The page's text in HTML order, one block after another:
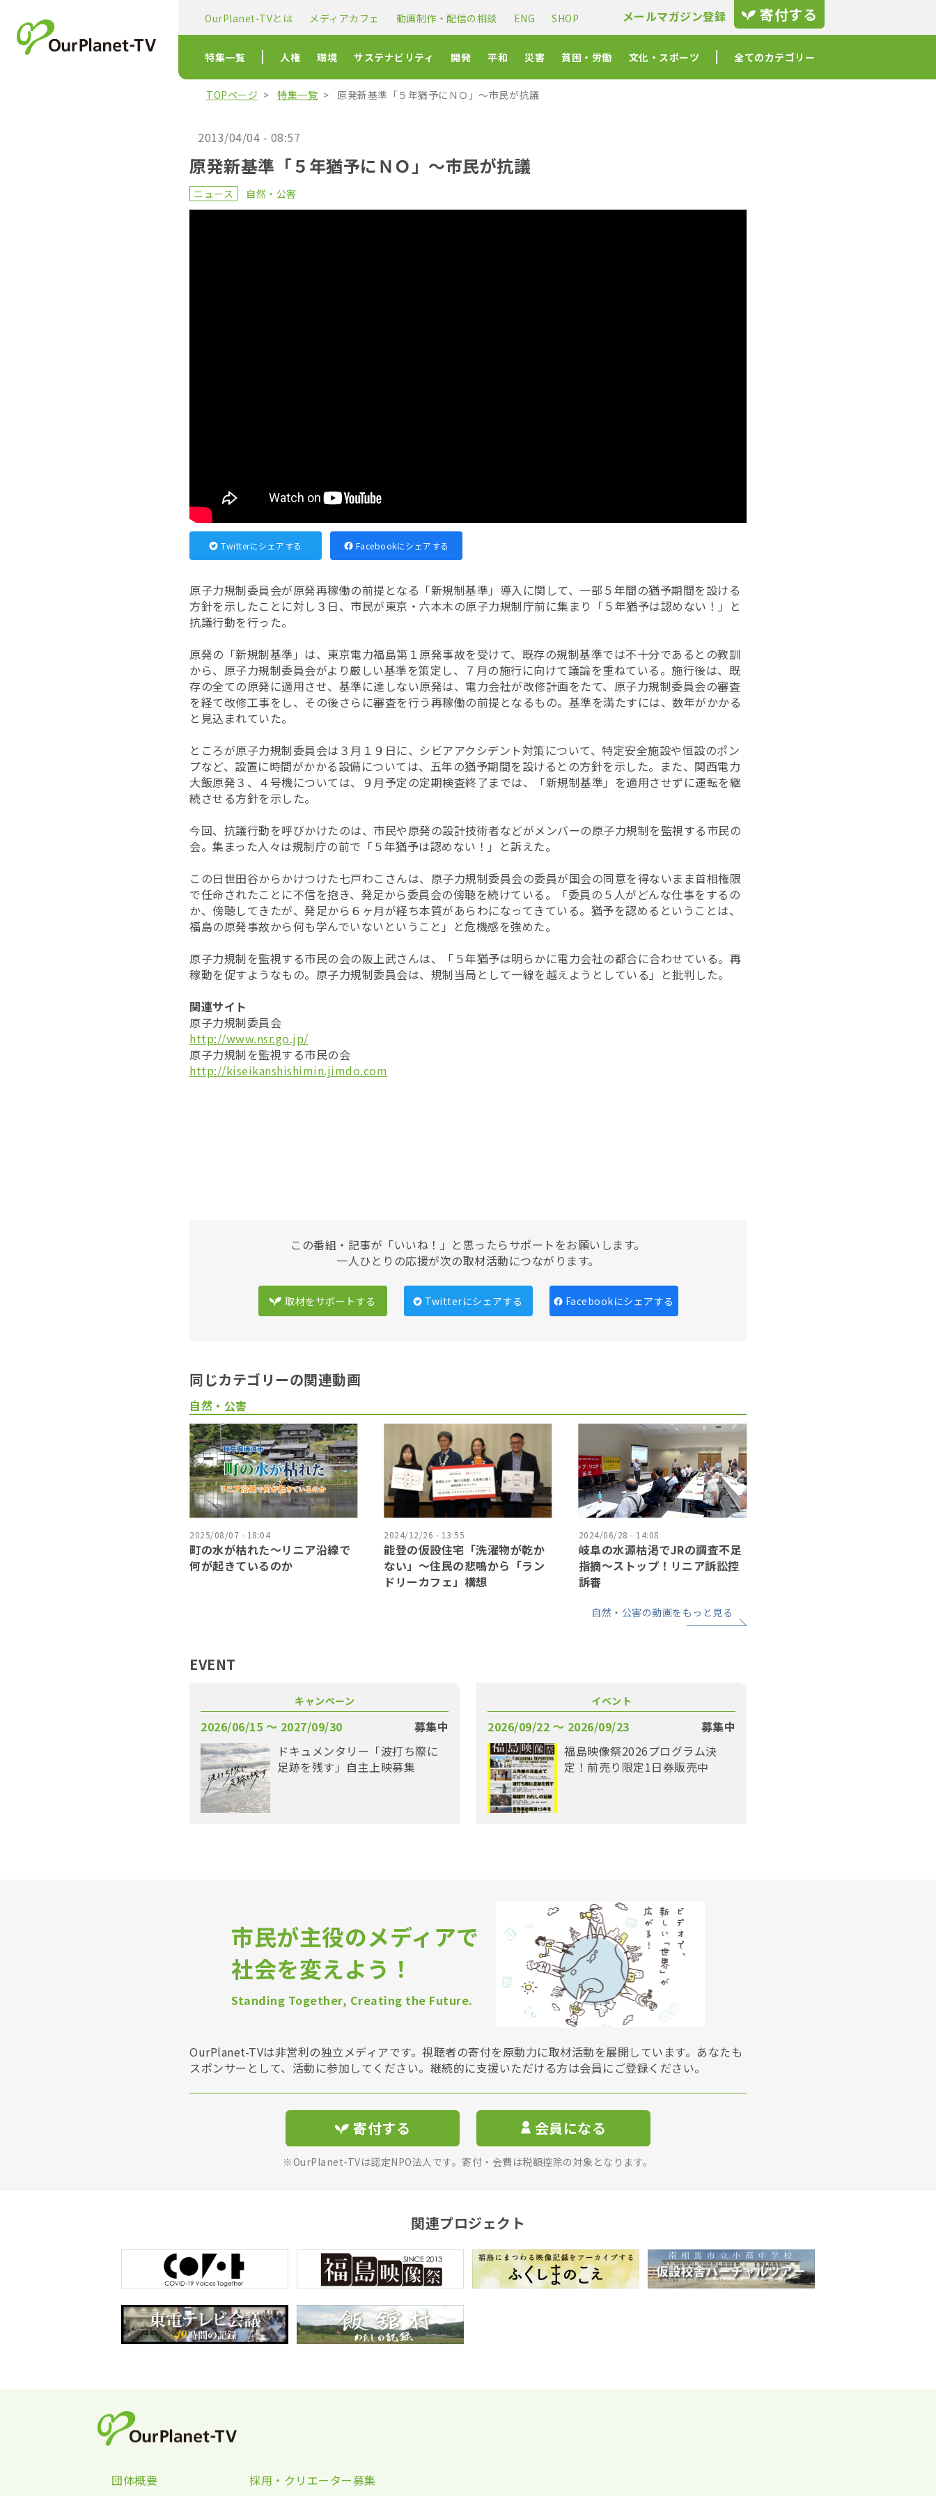
OurPlanet-TVとは メディアカフェ 動画制作・配信の相談 ENG SHOP メールマガジン登録 寄付する
特集一覧 人権 環境 サステナビリティ 開発 平和 災害 貧困・労働 文化・スポーツ 全てのカテゴリー
TOPページ 特集一覧 原発新基準「５年猶予にＮＯ」～市民が抗議
2013/04/04 - 08:57
原発新基準「５年猶予にＮＯ」～市民が抗議
ニュース 自然・公害
Twitterにシェアする Facebookにシェアする
原子力規制委員会が原発再稼働の前提となる「新規制基準」導入に関して、一部５年間の猶予期間を設ける
方針を示したことに対し３日、市民が東京・六本木の原子力規制庁前に集まり「５年猶予は認めない！」と
抗議行動を行った。
原発の「新規制基準」は、東京電力福島第１原発事故を受けて、既存の規制基準では不十分であるとの教訓
から、原子力規制委員会がより厳しい基準を策定し、７月の施行に向けて議論を重ねている。施行後は、既
存の全ての原発に適用させ、基準に達しない原発は、電力会社が改修計画をたて、原子力規制委員会の審査
を経て改修工事をし、その後さらに審査を行う再稼働の前提となるもの。基準を満たすには、数年がかかる
と見込まれていた。
ところが原子力規制委員会は３月１９日に、シビアアクシデント対策について、特定安全施設や恒設のポン
プなど、設置に時間がかかる設備については、五年の猶予期間を設けるとの方針を示した。また、関西電力
大飯原発３、４号機については、９月予定の定期検査終了までは、「新規制基準」を適用させずに運転を継
続させる方針を示した。
今回、抗議行動を呼びかけたのは、市民や原発の設計技術者などがメンバーの原子力規制を監視する市民の
会。集まった人々は規制庁の前で「５年猶予は認めない！」と訴えた。
この日世田谷からかけつけた七戸わこさんは、原子力規制委員会の委員が国会の同意を得ないまま首相権限
で任命されたことに不信を抱き、発足から委員会の傍聴を続けている。「委員の５人がどんな仕事をするの
か、傍聴してきたが、発足から６ヶ月が経ち本質があらわになってきている。猶予を認めるということは、
福島の原発事故から何も学んでいないということ」と危機感を強めた。
原子力規制を監視する市民の会の阪上武さんは、「５年猶予は明らかに電力会社の都合に合わせている。再
稼動を促すようなもの。原子力規制委員会は、規制当局として一線を越えようとしている」と批判した。
関連サイト
原子力規制委員会
http://www.nsr.go.jp/
原子力規制を監視する市民の会
http://kiseikanshishimin.jimdo.com
この番組・記事が「いいね！」と思ったらサポートをお願いします。
一人ひとりの応援が次の取材活動につながります。
取材をサポートする Twitterにシェアする Facebookにシェアする
同じカテゴリーの関連動画
自然・公害
2025/08/07 - 18:04
町の水が枯れた～リニア沿線で
何が起きているのか
2024/12/26 - 13:55
能登の仮設住宅「洗濯物が乾か
ない」〜住民の悲鳴から「ラン
ドリーカフェ」構想
2024/06/28 - 14:08
岐阜の水源枯渇でJRの調査不足
指摘〜ストップ！リニア訴訟控
訴審
自然・公害の動画をもっと見る
EVENT
キャンペーン
2026/06/15 〜 2027/09/30
募集中
ドキュメンタリー「波打ち際に
足跡を残す」自主上映募集
イベント
2026/09/22 〜 2026/09/23
募集中
福島映像祭2026プログラム決
定！前売り限定1日券販売中
市民が主役のメディアで
社会を変えよう！
Standing Together, Creating the Future.
OurPlanet-TVは非営利の独立メディアです。視聴者の寄付を原動力に取材活動を展開しています。あなたも
スポンサーとして、活動に参加してください。継続的に支援いただける方は会員にご登録ください。
寄付する 会員になる
※OurPlanet-TVは認定NPO法人です。寄付・会費は税額控除の対象となります。
関連プロジェクト
団体概要
採用・クリエーター募集